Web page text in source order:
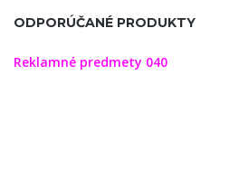
ODPORÚČANÉ PRODUKTY
Reklamné predmety 040